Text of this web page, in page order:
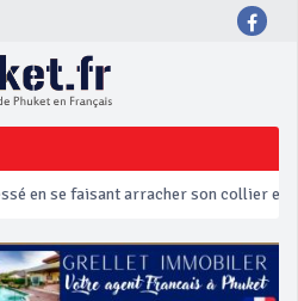
en se faisant arracher son collier en
sécurité pendant Songkran